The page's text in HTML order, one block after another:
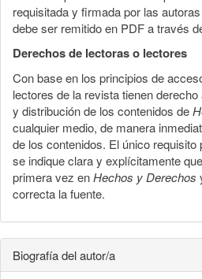
requisitada y firmada por las
debe ser remitido en PDF a través
Derechos de lectoras o lectores
Con base en los principios de
lectores de la revista tienen
y distribución de los contenidos de
cualquier medio, de manera
de los contenidos. El único
se indique clara y explícitamente
primera vez enHechos y Derechos
correcta la fuente.
Biografía del autor/a